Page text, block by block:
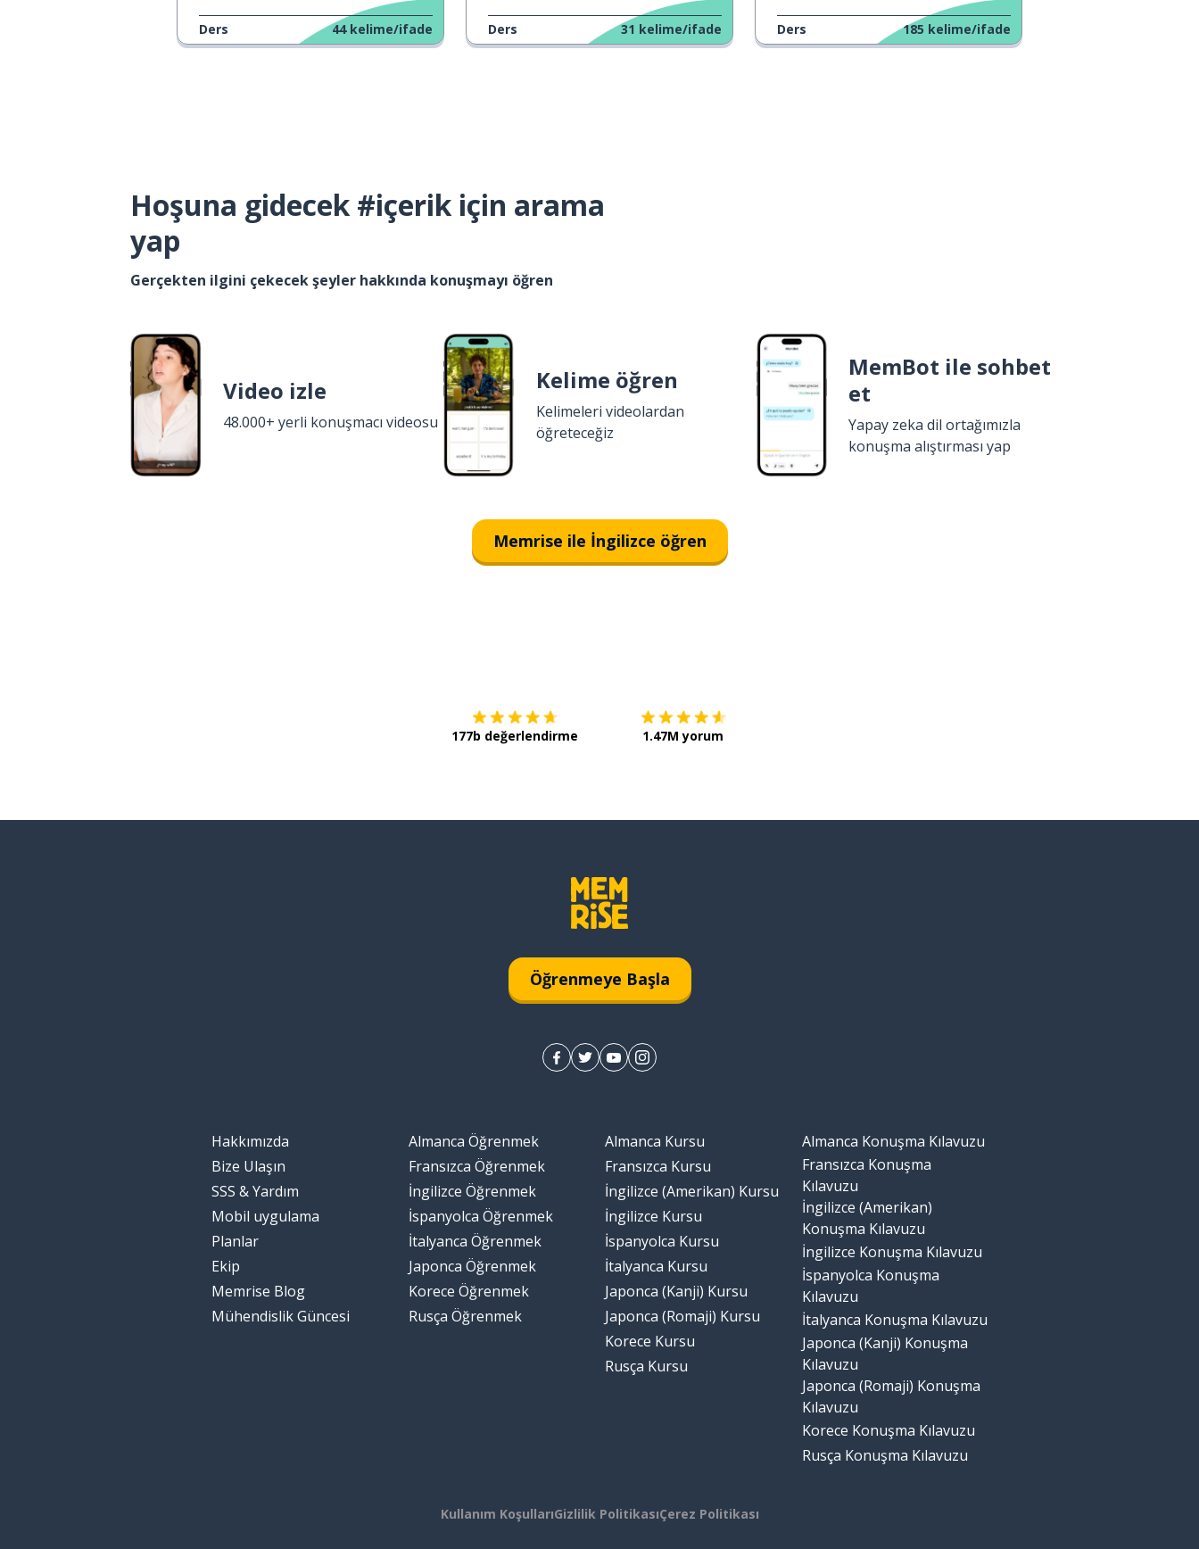
Ders 44 kelime/ifade Ders 31 kelime/ifade Ders 185 kelime/ifade
Hoşuna gidecek #içerik için arama
yap
Gerçekten ilgini çekecek şeyler hakkında konuşmayı öğren
Video izle
48.000+ yerli konuşmacı videosu
Kelime öğren
Kelimeleri videolardan
öğreteceğiz
MemBot ile sohbet
et
Yapay zeka dil ortağımızla
konuşma alıştırması yap
Memrise ile İngilizce öğren
177b değerlendirme 1.47M yorum
Öğrenmeye Başla
Hakkımızda
Bize Ulaşın
SSS & Yardım
Mobil uygulama
Planlar
Ekip
Memrise Blog
Mühendislik Güncesi
Almanca Öğrenmek
Fransızca Öğrenmek
İngilizce Öğrenmek
İspanyolca Öğrenmek
İtalyanca Öğrenmek
Japonca Öğrenmek
Korece Öğrenmek
Rusça Öğrenmek
Almanca Kursu
Fransızca Kursu
İngilizce (Amerikan) Kursu
İngilizce Kursu
İspanyolca Kursu
İtalyanca Kursu
Japonca (Kanji) Kursu
Japonca (Romaji) Kursu
Korece Kursu
Rusça Kursu
Almanca Konuşma Kılavuzu
Fransızca Konuşma
Kılavuzu
İngilizce (Amerikan)
Konuşma Kılavuzu
İngilizce Konuşma Kılavuzu
İspanyolca Konuşma
Kılavuzu
İtalyanca Konuşma Kılavuzu
Japonca (Kanji) Konuşma
Kılavuzu
Japonca (Romaji) Konuşma
Kılavuzu
Korece Konuşma Kılavuzu
Rusça Konuşma Kılavuzu
Kullanım KoşullarıGizlilik PolitikasıÇerez Politikası